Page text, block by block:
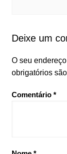
Deixe um
O seu
obrigatórios
Comentário *